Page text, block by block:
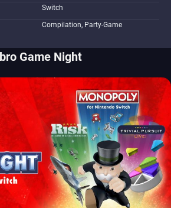
Switch
Compilation, Party-Game
Game Night